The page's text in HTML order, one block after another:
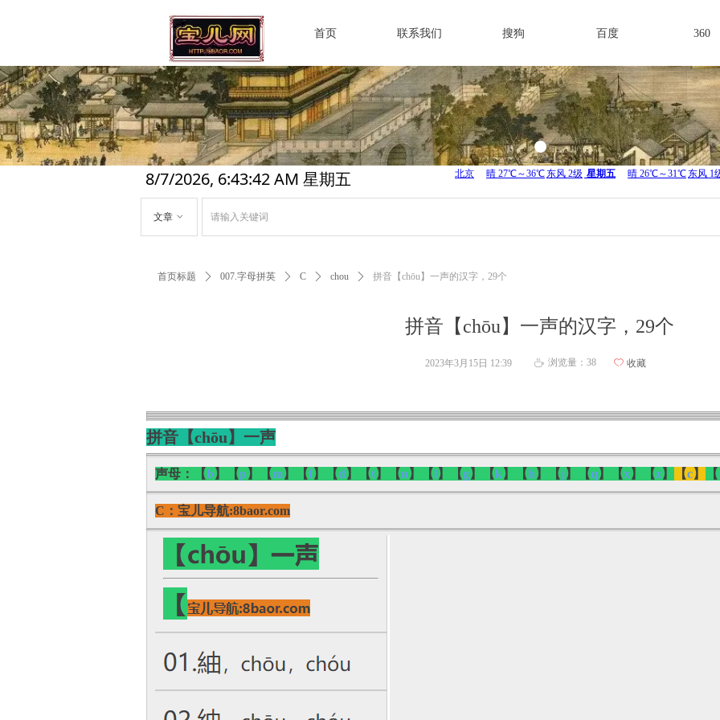
首页 联系我们 搜狗 百度 360
8/7/2026, 6:43:43 AM 星期五
文章 ꀁ
拼音【chōu】一声
声母：【b】【p】【m】【f】【d 】【t】【n 】【l】【g】【k 】【h 】【j】【q 】【x】【z】 【c】 【
C：宝儿导航:8baor.com
拼音【chōu】一声的汉字，29个
2023年3月15日 12:39 ꄘ 浏览量： 38 ꄀ 收藏
首页标题 ꄲ 007.字母拼英 ꄲ C ꄲ chou ꄲ 拼音【chōu】一声的汉字，29个